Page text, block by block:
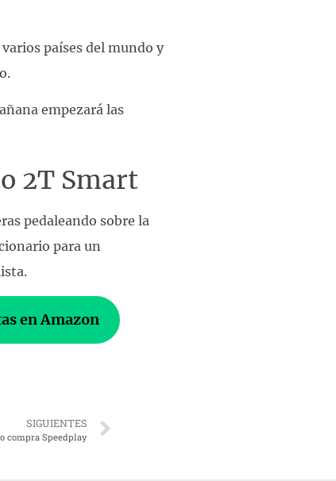
países del mundo y
empezará las
2T Smart
pedaleando sobre la
para un
en Amazon
SIGUIENTES
compra Speedplay